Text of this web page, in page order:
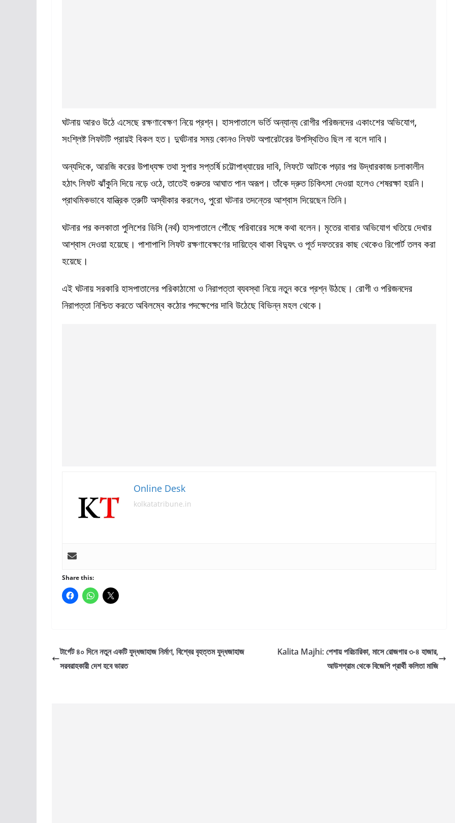
ঘটনায় আরও উঠে এসেছে রক্ষণাবেক্ষণ নিয়ে প্রশ্ন। হাসপাতালে ভর্তি অন্যান্য রোগীর পরিজনদের একাংশের অভিযোগ,
সংশ্লিষ্ট লিফটটি প্রায়ই বিকল হত। দুর্ঘটনার সময় কোনও লিফট অপারেটরের উপস্থিতিও ছিল না বলে দাবি।
অন্যদিকে, আরজি করের উপাধ্যক্ষ তথা সুপার সপ্তর্ষি চট্টোপাধ্যায়ের দাবি, লিফটে আটকে পড়ার পর উদ্ধারকাজ চলাকালীন
হঠাৎ লিফট ঝাঁকুনি দিয়ে নড়ে ওঠে, তাতেই গুরুতর আঘাত পান অরূপ। তাঁকে দ্রুত চিকিৎসা দেওয়া হলেও শেষরক্ষা হয়নি।
প্রাথমিকভাবে যান্ত্রিক ত্রুটি অস্বীকার করলেও, পুরো ঘটনার তদন্তের আশ্বাস দিয়েছেন তিনি।
ঘটনার পর কলকাতা পুলিশের ডিসি (নর্থ) হাসপাতালে পৌঁছে পরিবারের সঙ্গে কথা বলেন। মৃতের বাবার অভিযোগ খতিয়ে দেখার
আশ্বাস দেওয়া হয়েছে। পাশাপাশি লিফট রক্ষণাবেক্ষণের দায়িত্বে থাকা বিদ্যুৎ ও পূর্ত দফতরের কাছ থেকেও রিপোর্ট তলব করা
হয়েছে।
এই ঘটনায় সরকারি হাসপাতালের পরিকাঠামো ও নিরাপত্তা ব্যবস্থা নিয়ে নতুন করে প্রশ্ন উঠছে। রোগী ও পরিজনদের
নিরাপত্তা নিশ্চিত করতে অবিলম্বে কঠোর পদক্ষেপের দাবি উঠেছে বিভিন্ন মহল থেকে।
Online Desk
kolkatatribune.in
Share this:
টার্গেট ৪০ দিনে নতুন একটি যুদ্ধজাহাজ নির্মাণ, বিশ্বের বৃহত্তম যুদ্ধজাহাজ
সরবরাহকারী দেশ হবে ভারত
Kalita Majhi: পেশায় পরিচারিকা, মাসে রোজগার ৩-৪ হাজার,
আউশগ্রাম থেকে বিজেপি প্রার্থী কলিতা মাজি